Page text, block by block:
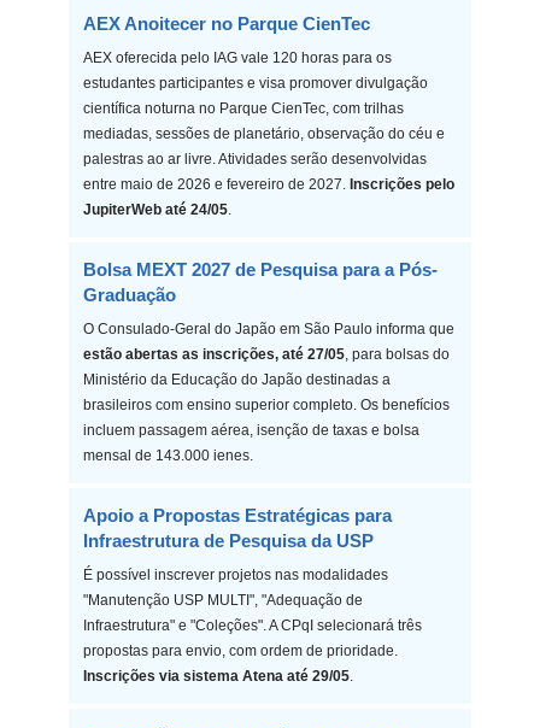
AEX Anoitecer no Parque CienTec
AEX oferecida pelo IAG vale 120 horas para os
estudantes participantes e visa promover divulgação
científica noturna no Parque CienTec, com trilhas
mediadas, sessões de planetário, observação do céu e
palestras ao ar livre. Atividades serão desenvolvidas
entre maio de 2026 e fevereiro de 2027. Inscrições pelo
JupiterWeb até 24/05.
Bolsa MEXT 2027 de Pesquisa para a Pós-
Graduação
O Consulado-Geral do Japão em São Paulo informa que
estão abertas as inscrições, até 27/05, para bolsas do
Ministério da Educação do Japão destinadas a
brasileiros com ensino superior completo. Os benefícios
incluem passagem aérea, isenção de taxas e bolsa
mensal de 143.000 ienes.
Apoio a Propostas Estratégicas para
Infraestrutura de Pesquisa da USP
É possível inscrever projetos nas modalidades
"Manutenção USP MULTI", "Adequação de
Infraestrutura" e "Coleções". A CPqI selecionará três
propostas para envio, com ordem de prioridade.
Inscrições via sistema Atena até 29/05.